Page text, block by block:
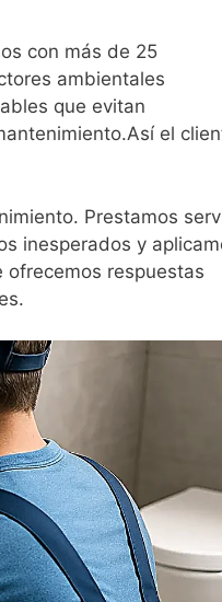
con más de 25
ambientales
que evitan
el
Prestamos
inesperados y
ofrecemos respuestas